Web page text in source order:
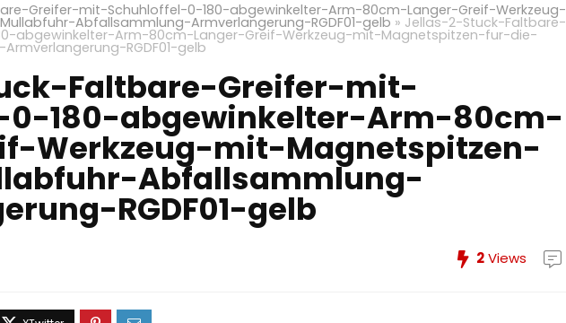
Greifer-mit-Schuhloffel-0-180-abgewinkelter-Arm-80cm-Langer-Greif-Werkzeug-
Abfallsammlung-Armverlangerung-RGDF01-gelb » Jellas-2-Stuck-Faltbare-
abgewinkelter-Arm-80cm-Langer-Greif-Werkzeug-mit-Magnetspitzen-fur-die-
RGDF01-gelb
Faltbare-Greifer-mit-
0-180-abgewinkelter-Arm-80cm-
Werkzeug-mit-Magnetspitzen-
Abfallsammlung-
RGDF01-gelb
2Views